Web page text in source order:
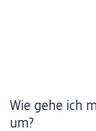
Wie gehe ich
um?